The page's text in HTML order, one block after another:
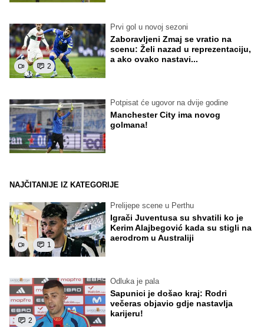
2
Prvi gol u novoj sezoni
Zaboravljeni Zmaj se vratio na
scenu: Želi nazad u reprezentaciju,
a ako ovako nastavi...
Potpisat će ugovor na dvije godine
Manchester City ima novog
golmana!
NAJČITANIJE IZ KATEGORIJE
1
Prelijepe scene u Perthu
Igrači Juventusa su shvatili ko je
Kerim Alajbegović kada su stigli na
aerodrom u Australiji
2
Odluka je pala
Sapunici je došao kraj: Rodri
večeras objavio gdje nastavlja
karijeru!